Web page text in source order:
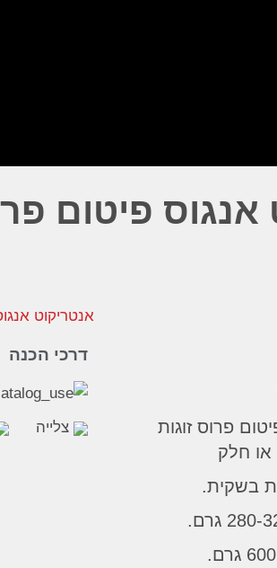
אנגוס פיטום
פרוס זוגות
חלק
דרכי הכנה
צלייה